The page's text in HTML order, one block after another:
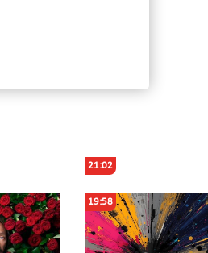
21:02
19:58